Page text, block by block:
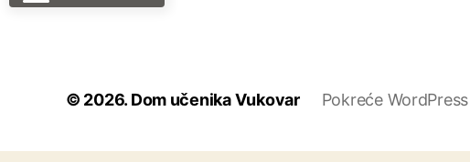
© 2026. Dom učenika Vukovar Pokreće WordPress